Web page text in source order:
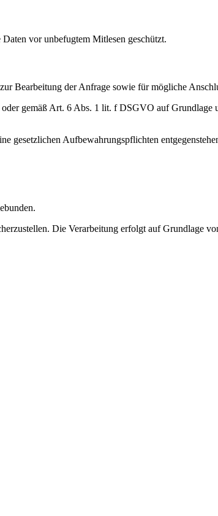
vor unbefugtem Mitlesen geschützt.
Bearbeitung der Anfrage sowie für mögliche
gemäß Art. 6 Abs. 1 lit. f DSGVO auf Grundlage
gesetzlichen Aufbewahrungspflichten
Die Verarbeitung erfolgt auf Grundlage